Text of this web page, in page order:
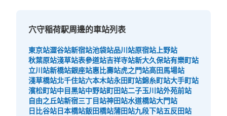
穴守稲荷駅周邊的車站列表
東京站澀谷站新宿站池袋站品川站原宿站 上野站
秋葉原站淺草站表參道站吉祥寺站新大久保站有樂町站
立川站新橋站銀座站惠比壽站虎之門站高田馬場站
淺草橋站北千住站六本木站永田町站錦糸町站大手町站
濱松町站中目黑站中野站町田站二子玉川站外苑前站
自由之丘站新宿三丁目站神田站水道橋站大門站
日比谷站日本橋站飯田橋站蒲田站九段下站五反田站